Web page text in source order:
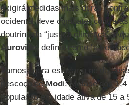
exigirá medidas mais duras
ocidental deve combater contra
doutrina da “justiça climática”.
Auroville , definia como "a
Vamos agora estudar o nó do
pescoço deModi. Metade dos
população em idade ativa de 15